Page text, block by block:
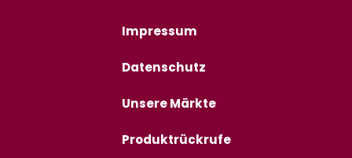
Impressum
Datenschutz
Unsere Märkte
Produktrückrufe